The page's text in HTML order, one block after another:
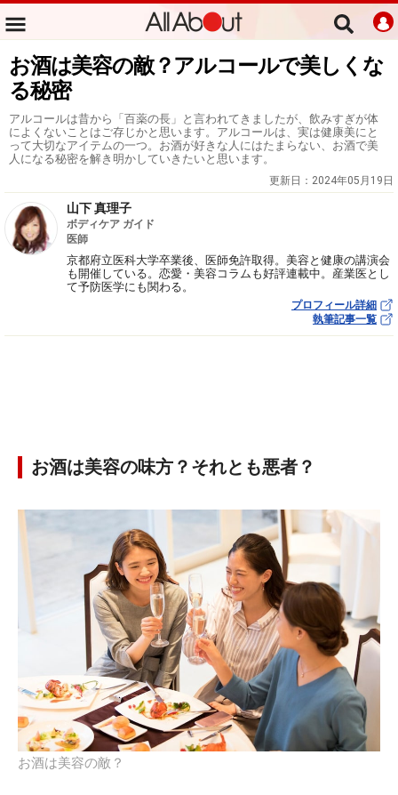
お酒は美容の敵？アルコールで美しくな
る秘密
アルコールは昔から「百薬の長」と言われてきましたが、飲みすぎが体
によくないことはご存じかと思います。アルコールは、実は健康美にと
って大切なアイテムの一つ。お酒が好きな人にはたまらない、お酒で美
人になる秘密を解き明かしていきたいと思います。
更新日： 2024年05月19日
山下 真理子
ボディケア ガイド
医師
京都府立医科大学卒業後、医師免許取得。美容と健康の講演会
も開催している。恋愛・美容コラムも好評連載中。産業医とし
て予防医学にも関わる。
プロフィール詳細
執筆記事一覧
お酒は美容の味方？それとも悪者？
お酒は美容の敵？